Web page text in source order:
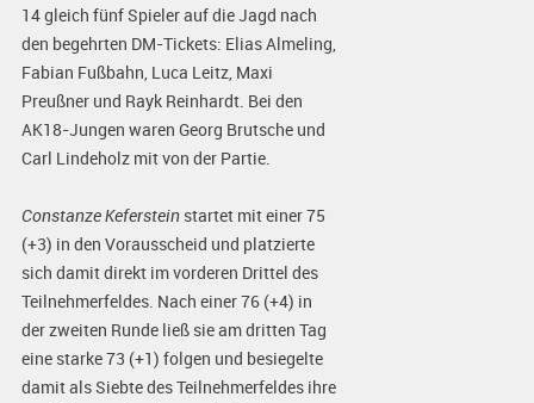
14 gleich fünf Spieler auf die Jagd nach
den begehrten DM-Tickets: Elias Almeling,
Fabian Fußbahn, Luca Leitz, Maxi
Preußner und Rayk Reinhardt. Bei den
AK18-Jungen waren Georg Brutsche und
Carl Lindeholz mit von der Partie.
Constanze Kefersteinstartet mit einer 75
(+3) in den Vorausscheid und platzierte
sich damit direkt im vorderen Drittel des
Teilnehmerfeldes. Nach einer 76 (+4) in
der zweiten Runde ließ sie am dritten Tag
eine starke 73 (+1) folgen und besiegelte
damit als Siebte des Teilnehmerfeldes ihre